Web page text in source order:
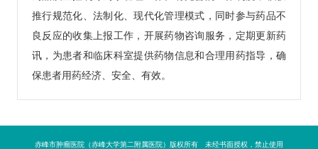
推行规范化、法制化、现代化管理模式，同时参与药品不
良反应的收集上报工作，开展药物咨询服务，定期更新药
讯，为患者和临床科室提供药物信息和合理用药指导，确
保患者用药经济、安全、有效。
赤峰市肿瘤医院（赤峰大学第二附属医院）版权所有 未经书面授权，禁止使用